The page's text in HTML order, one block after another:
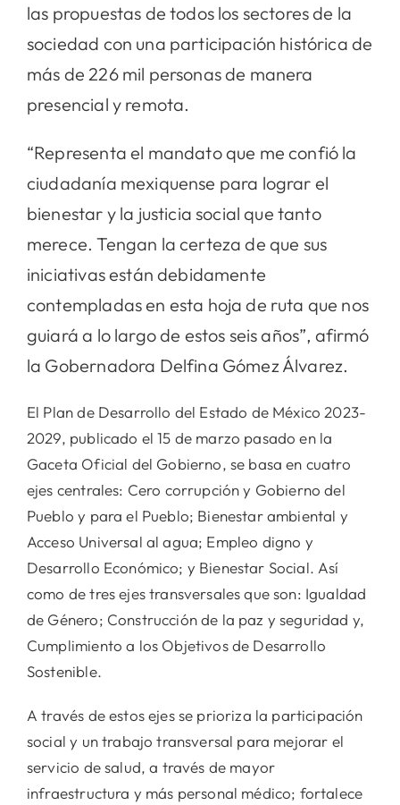
las propuestas de todos los sectores de la
sociedad con una participación histórica de
más de 226 mil personas de manera
presencial y remota.
“Representa el mandato que me confió la
ciudadanía mexiquense para lograr el
bienestar y la justicia social que tanto
merece. Tengan la certeza de que sus
iniciativas están debidamente
contempladas en esta hoja de ruta que nos
guiará a lo largo de estos seis años”, afirmó
la Gobernadora Delfina Gómez Álvarez.
El Plan de Desarrollo del Estado de México 2023-
2029, publicado el 15 de marzo pasado en la
Gaceta Oficial del Gobierno, se basa en cuatro
ejes centrales: Cero corrupción y Gobierno del
Pueblo y para el Pueblo; Bienestar ambiental y
Acceso Universal al agua; Empleo digno y
Desarrollo Económico; y Bienestar Social. Así
como de tres ejes transversales que son: Igualdad
de Género; Construcción de la paz y seguridad y,
Cumplimiento a los Objetivos de Desarrollo
Sostenible.
A través de estos ejes se prioriza la participación
social y un trabajo transversal para mejorar el
servicio de salud, a través de mayor
infraestructura y más personal médico; fortalece